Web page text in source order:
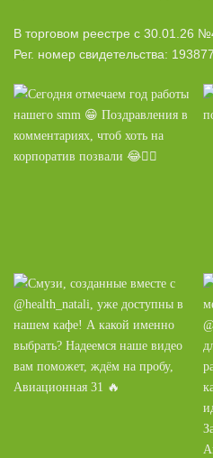
В торговом реестре с 30.01.26
Рег. номер свидетельства: